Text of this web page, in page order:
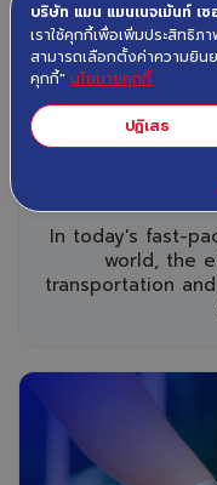
Manserv:
Standards
August 27th, 2025
In today's fast-
world, the
transportation
บริษัท แมน แมนเนจเม้นท์ เ
เราใช้คุกกี้เพื่อเพิ่มประสิทธิ
สามารถเลือกตั้งค่าความยิน
คุกกี้" นโยบายคุกกี้
ปฏิเสธ